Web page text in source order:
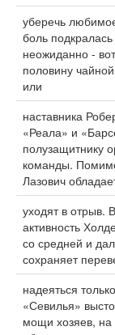
уберечь
боль
неожиданно -
половину
или
наставника
«Реала» и
полузащитнику
команды.
Лазович
уходят в отрыв.
активность
со средней и
сохраняет
надеяться
«Севилья»
мощи хозяев,